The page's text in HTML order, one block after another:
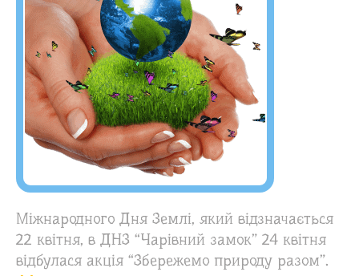
Міжнародного Дня Землі, який відзначається
22 квітня, в ДНЗ “Чарівний замок” 24 квітня
відбулася акція “Збережемо природу разом”.